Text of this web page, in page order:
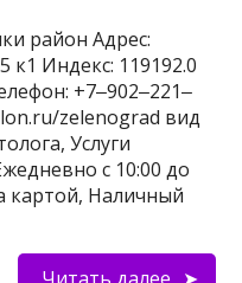
район Адрес:
к1 Индекс: 119192.0
+7‒902‒221‒
zelenograd вид
Услуги
с 10:00 до
картой, Наличный